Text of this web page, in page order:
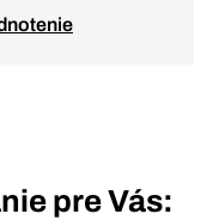
pre Vás: